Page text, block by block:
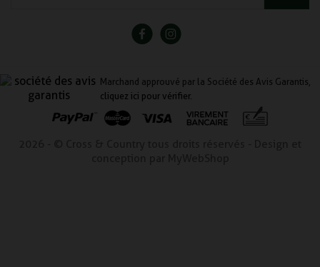
Marchand approuvé par la Société des Avis Garantis,
cliquez ici pour vérifier.